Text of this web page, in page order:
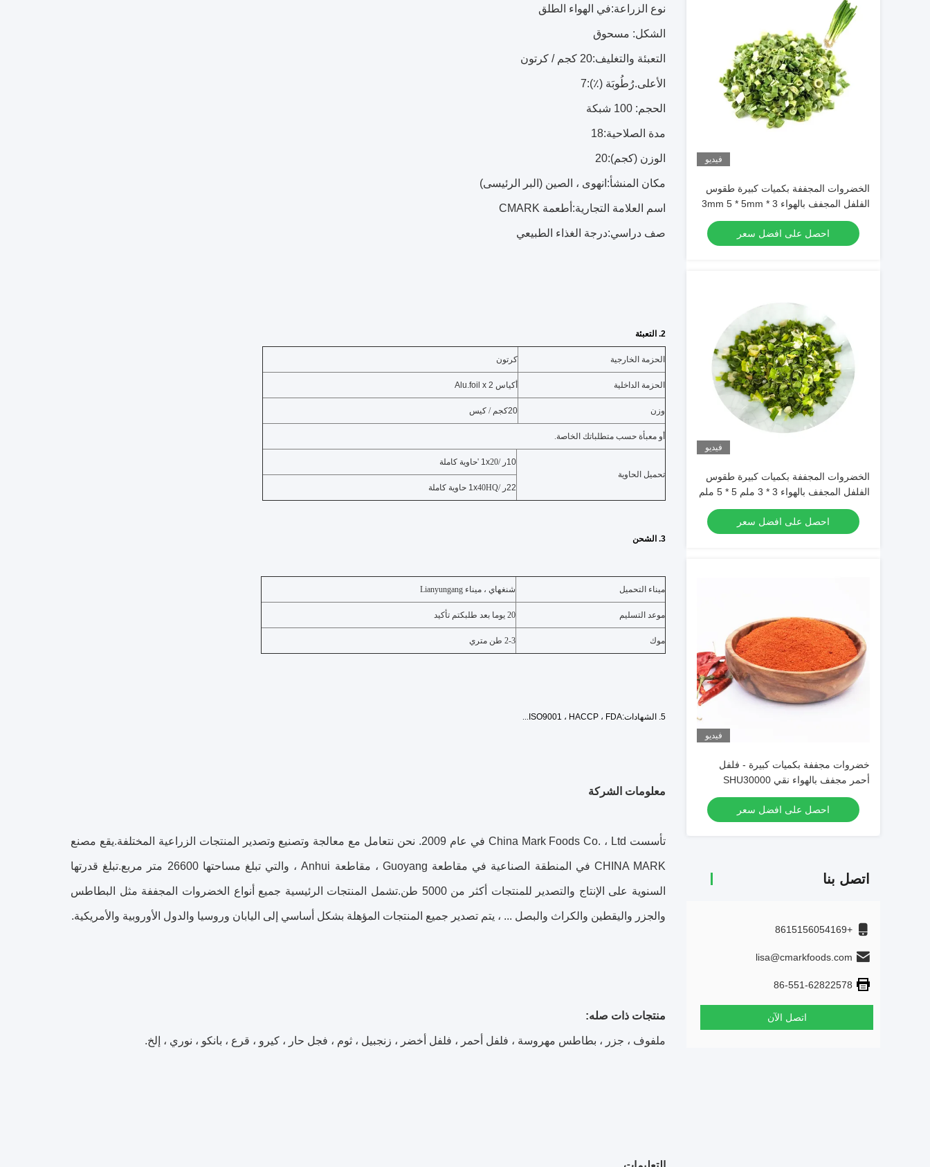
فيديو
الخضروات المجففة بكميات كبيرة طقوس
الفلفل المجفف بالهواء 3 * 3mm 5 * 5mm
لون طبيعي طعم لا مضافات ماكس 7٪
رطوبة كرتون التعبئة عالية الجودة
احصل على افضل سعر
فيديو
الخضروات المجففة بكميات كبيرة طقوس
الفلفل المجفف بالهواء 3 * 3 ملم 5 * 5 ملم
مع اللون الطبيعي والذوق
احصل على افضل سعر
فيديو
خضروات مجففة بكميات كبيرة - فلفل
أحمر مجفف بالهواء نقي SHU30000
مسحوق فلفل أحمر حار مسحوق فلفل حار
احصل على افضل سعر
اتصل بنا
+8615156054169
lisa@cmarkfoods.com
86-551-62822578
اتصل الآن
نوع الزراعة:في الهواء الطلق
الشكل: مسحوق
التعبئة والتغليف:20 كجم / كرتون
الأعلى.رُطُوبَة (٪):7
الحجم: 100 شبكة
مدة الصلاحية:18
الوزن (كجم):20
مكان المنشأ: انهوى ، الصين (البر الرئيسى)
اسم العلامة التجارية: أطعمة CMARK
صف دراسي:درجة الغذاء الطبيعي
2. التعبئة
الحزمة الخارجية كرتون
الحزمة الداخلية أكياس Alu.foil x 2
وزن 20كجم / كيس
أو معبأة حسب متطلباتك الخاصة.
تحميل الحاوية
10ر / 1x20 'حاوية كاملة
22ر / 1x40HQ حاوية كاملة
3. الشحن
ميناء التحميل شنغهاي ، ميناء Lianyungang
موعد التسليم 20 يوما بعد طلبك تم تأكيد
موك 2-3 طن متري
5. الشهادات: ISO9001 ، HACCP ، FDA ...
معلومات الشركة
تأسست China Mark Foods Co. ، Ltd في عام 2009. نحن نتعامل مع معالجة وتصنيع وتصدير المنتجات الزراعية المختلفة.يقع مصنع
CHINA MARK في المنطقة الصناعية في مقاطعة Guoyang ، مقاطعة Anhui ، والتي تبلغ مساحتها 26600 متر مربع.تبلغ قدرتها
السنوية على الإنتاج والتصدير للمنتجات أكثر من 5000 طن.تشمل المنتجات الرئيسية جميع أنواع الخضروات المجففة مثل البطاطس
والجزر واليقطين والكراث والبصل ... ، يتم تصدير جميع المنتجات المؤهلة بشكل أساسي إلى اليابان وروسيا والدول الأوروبية والأمريكية.
منتجات ذات صله:
ملفوف ، جزر ، بطاطس مهروسة ، فلفل أحمر ، فلفل أخضر ، زنجبيل ، ثوم ، فجل حار ، كيرو ، قرع ، بانكو ، نوري ، إلخ.